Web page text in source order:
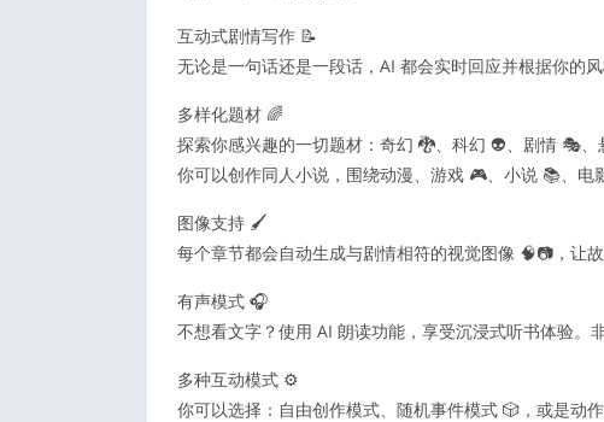
互动式剧情写作 📝
无论是一句话还是一段话，AI 都会实时回应并根据你的
多样化题材 🌈
探索你感兴趣的一切题材：奇幻 🐉、科幻 👽、剧情 🎭
你可以创作同人小说，围绕动漫、游戏 🎮、小说 📚、电
图像支持 🖌️
每个章节都会自动生成与剧情相符的视觉图像 🧠📷，让故
有声模式 🎧
不想看文字？使用 AI 朗读功能，享受沉浸式听书体验。
多种互动模式 ⚙️
你可以选择：自由创作模式、随机事件模式 🎲，或是动